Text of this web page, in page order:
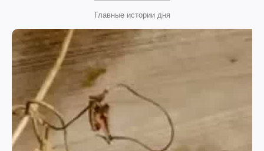
Главные истории дня